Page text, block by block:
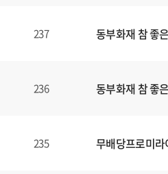
237 동부화재 참 좋
236 동부화재 참 좋
235 무배당프로미